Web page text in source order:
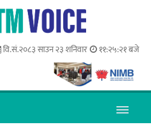
वि.सं.२०८३ साउन २३ शनिवार ११:२५:२२ बजे